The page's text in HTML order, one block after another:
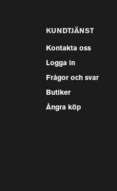
KUNDTJÄNST
Kontakta oss
Logga in
Frågor och svar
Butiker
Ångra köp